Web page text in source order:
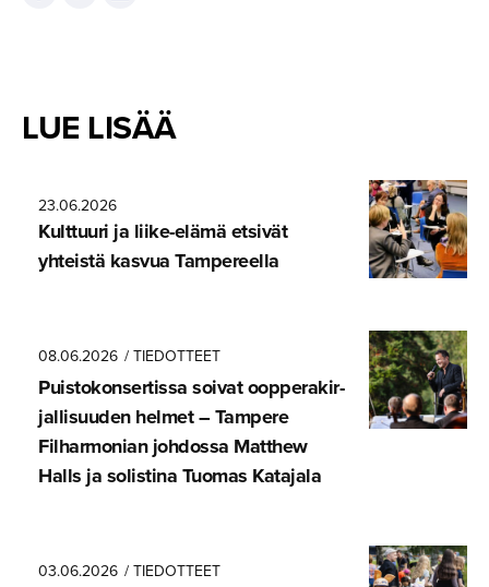
LUE LISÄÄ
23.06.2026
Kulttuuri ja liike-elämä etsivät
yhteistä kasvua Tampereella
08.06.2026 / TIEDOTTEET
Puistokon­ser­tissa soivat oopperakir­
jal­li­suuden helmet – Tampere
Filharmonian johdossa Matthew
Halls ja solistina Tuomas Katajala
03.06.2026 / TIEDOTTEET